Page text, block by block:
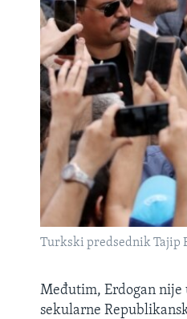
Turkski predsednik Tajip
Međutim, Erdogan nije
sekularne